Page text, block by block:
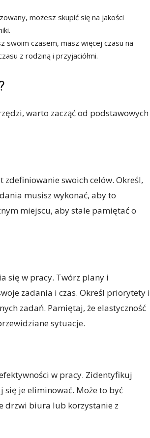
możesz skupić się na jakości
swoim czasem, masz więcej czasu na
z rodziną i przyjaciółmi.
warto zacząć od podstawowych
swoich celów. Określ,
musisz wykonać, aby to
miejscu, aby stale pamiętać o
się w pracy. Twórz plany i
zadania i czas. Określ priorytety i
zadań. Pamiętaj, że elastyczność
sytuacje.
w pracy. Zidentyfikuj
je eliminować. Może to być
drzwi biura lub korzystanie z